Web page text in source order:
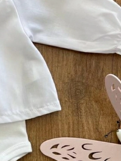
Blusas y camisas
Chaquetas y abrigos
Complementos
Conjuntos
Peleles y ranitas